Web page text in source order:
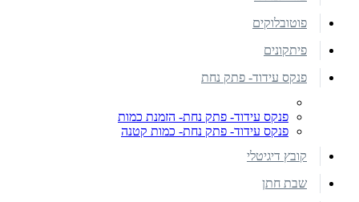
פוטובלוקים
פיתקונים
פנקס עידוד- פתק נחת
פנקס עידוד- פתק נחת- הזמנת כמות
פנקס עידוד- פתק נחת- כמות קטנה
קובץ דיגיטלי
שבת חתן